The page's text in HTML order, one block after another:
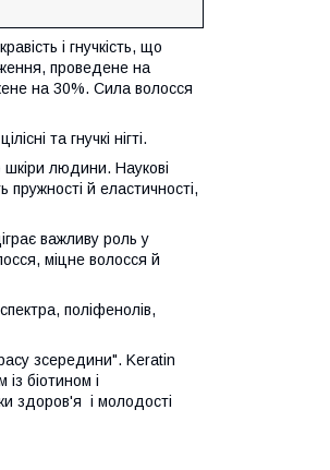
і гнучкість, що
проведене на
на 30%. Сила волосся
та гнучкі нігті.
шкіри людини. Наукові
й еластичності,
важливу роль у
міцне волосся й
поліфенолів,
зсередини". Keratin
біотином і
здоров'я і молодості